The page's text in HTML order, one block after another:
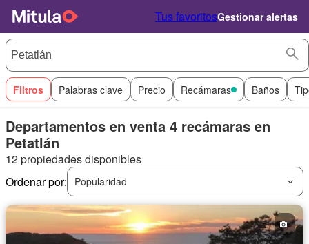
Tus favoritosGestionar alertas
Filtros Palabras clave Precio Recámaras Baños
Departamentos en venta 4 recámaras en
Petatlán
12 propiedades disponibles
Ordenar por:
Popularidad